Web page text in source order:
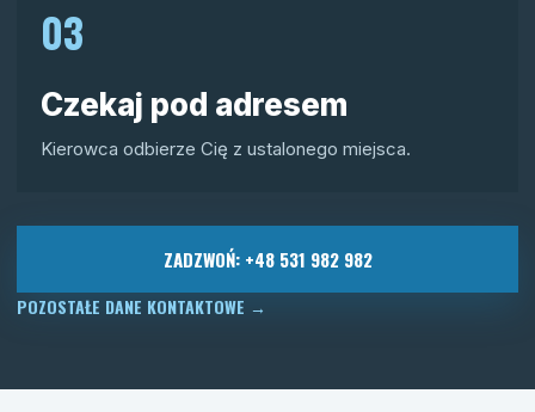
03
Czekaj pod adresem
Kierowca odbierze Cię z ustalonego miejsca.
ZADZWOŃ: +48 531 982 982
POZOSTAŁE DANE KONTAKTOWE →